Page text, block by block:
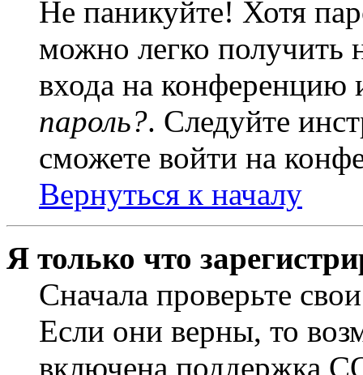
Не паникуйте! Хотя
можно легко получить
входа на
пароль?. Следуйте
сможете войти на
Вернуться к началу
Я только что
Сначала проверьте
Если они верны, то
включена поддержка